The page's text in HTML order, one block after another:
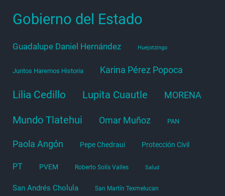
Gobierno del Estado
Guadalupe Daniel Hernández Huejotzingo
Juntos Haremos Historia Karina Pérez Popoca
Lilia Cedillo Lupita Cuautle MORENA
Mundo Tlatehui Omar Muñoz PAN
Paola Angón Pepe Chedraui Protección Civil
PT PVEM Roberto Solís Valles Salud
San Andrés Cholula San Martín Texmelucan